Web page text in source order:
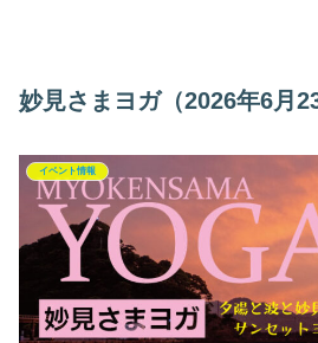
妙見さまヨガ（2026年6月23
イベント情報